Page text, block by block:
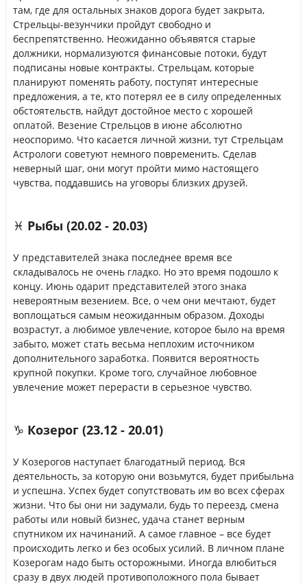
там, где для остальных знаков дорога будет закрыта,
Стрельцы-везунчики пройдут свободно и
беспрепятственно. Неожиданно объявятся старые
должники, нормализуются финансовые потоки, будут
подписаны новые контракты. Стрельцам, которые
планируют поменять работу, поступят интересные
предложения, а те, кто потерял ее в силу определенных
обстоятельств, найдут достойное место с хорошей
оплатой. Везение Стрельцов в июне абсолютно
неоспоримо. Что касается личной жизни, тут Стрельцам
Астрологи советуют немного повременить. Сделав
неверный шаг, они могут пройти мимо настоящего
чувства, поддавшись на уговоры близких друзей.
♓ Рыбы (20.02 - 20.03)
У представителей знака последнее время все
складывалось не очень гладко. Но это время подошло к
концу. Июнь одарит представителей этого знака
невероятным везением. Все, о чем они мечтают, будет
воплощаться самым неожиданным образом. Доходы
возрастут, а любимое увлечение, которое было на время
забыто, может стать весьма неплохим источником
дополнительного заработка. Появится вероятность
крупной покупки. Кроме того, случайное любовное
увлечение может перерасти в серьезное чувство.
♑ Козерог (23.12 - 20.01)
У Козерогов наступает благодатный период. Вся
деятельность, за которую они возьмутся, будет прибыльна
и успешна. Успех будет сопутствовать им во всех сферах
жизни. Что бы они ни задумали, будь то переезд, смена
работы или новый бизнес, удача станет верным
спутником их начинаний. А самое главное – все будет
происходить легко и без особых усилий. В личном плане
Козерогам надо быть осторожными. Иногда влюбиться
сразу в двух людей противоположного пола бывает